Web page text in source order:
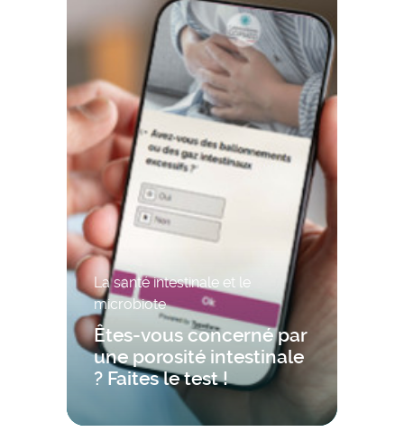
La santé intestinale et le
microbiote
Êtes-vous concerné par
une porosité intestinale
? Faites le test !